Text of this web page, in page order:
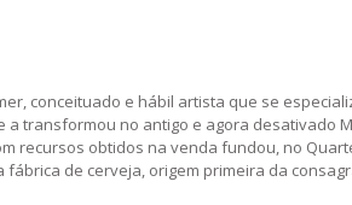
conceituado e hábil artista que se
transformou no antigo e agora desativado
recursos obtidos na venda fundou, no
de cerveja, origem primeira da